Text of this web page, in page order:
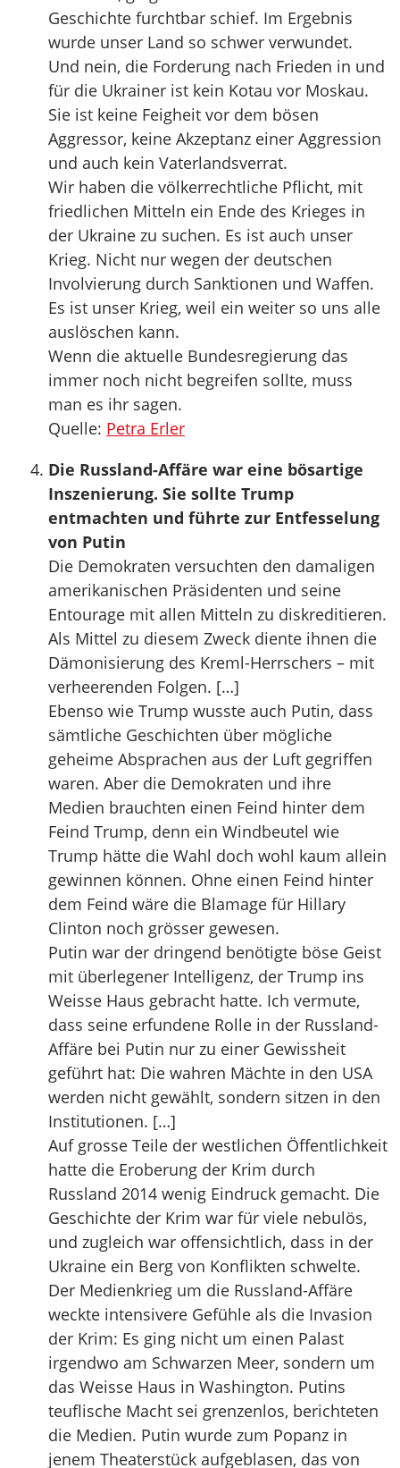
Geschichte furchtbar schief. Im Ergebnis
wurde unser Land so schwer verwundet.
Und nein, die Forderung nach Frieden in und
für die Ukrainer ist kein Kotau vor Moskau.
Sie ist keine Feigheit vor dem bösen
Aggressor, keine Akzeptanz einer Aggression
und auch kein Vaterlandsverrat.
Wir haben die völkerrechtliche Pflicht, mit
friedlichen Mitteln ein Ende des Krieges in
der Ukraine zu suchen. Es ist auch unser
Krieg. Nicht nur wegen der deutschen
Involvierung durch Sanktionen und Waffen.
Es ist unser Krieg, weil ein weiter so uns alle
auslöschen kann.
Wenn die aktuelle Bundesregierung das
immer noch nicht begreifen sollte, muss
man es ihr sagen.
Quelle: Petra Erler
Die Russland-Affäre war eine bösartige
Inszenierung. Sie sollte Trump
entmachten und führte zur Entfesselung
von Putin
Die Demokraten versuchten den damaligen
amerikanischen Präsidenten und seine
Entourage mit allen Mitteln zu diskreditieren.
Als Mittel zu diesem Zweck diente ihnen die
Dämonisierung des Kreml-Herrschers – mit
verheerenden Folgen. […]
Ebenso wie Trump wusste auch Putin, dass
sämtliche Geschichten über mögliche
geheime Absprachen aus der Luft gegriffen
waren. Aber die Demokraten und ihre
Medien brauchten einen Feind hinter dem
Feind Trump, denn ein Windbeutel wie
Trump hätte die Wahl doch wohl kaum allein
gewinnen können. Ohne einen Feind hinter
dem Feind wäre die Blamage für Hillary
Clinton noch grösser gewesen.
Putin war der dringend benötigte böse Geist
mit überlegener Intelligenz, der Trump ins
Weisse Haus gebracht hatte. Ich vermute,
dass seine erfundene Rolle in der Russland-
Affäre bei Putin nur zu einer Gewissheit
geführt hat: Die wahren Mächte in den USA
werden nicht gewählt, sondern sitzen in den
Institutionen. […]
Auf grosse Teile der westlichen Öffentlichkeit
hatte die Eroberung der Krim durch
Russland 2014 wenig Eindruck gemacht. Die
Geschichte der Krim war für viele nebulös,
und zugleich war offensichtlich, dass in der
Ukraine ein Berg von Konflikten schwelte.
Der Medienkrieg um die Russland-Affäre
weckte intensivere Gefühle als die Invasion
der Krim: Es ging nicht um einen Palast
irgendwo am Schwarzen Meer, sondern um
das Weisse Haus in Washington. Putins
teuflische Macht sei grenzenlos, berichteten
die Medien. Putin wurde zum Popanz in
jenem Theaterstück aufgeblasen, das von